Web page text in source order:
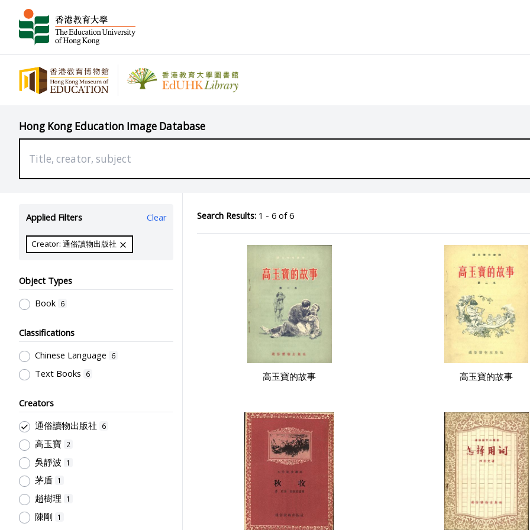
Hong Kong Education Image Database
Applied Filters Clear
Creator: 通俗讀物出版社
Object Types
Book 6
Classifications
Chinese Language
6
Text Books 6
Creators
通俗讀物出版社
6
高玉寶 2
吳靜波 1
茅盾 1
趙樹理 1
陳剛 1
Search Results:1 - 6 of 6
高玉寶的故事 高玉寶的故事